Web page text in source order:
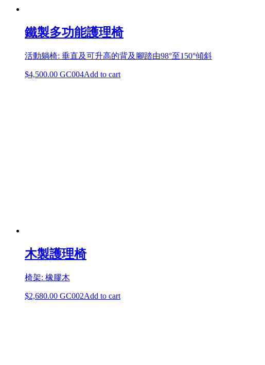
鐵製多功能護理椅
活動躺椅: 垂直及可升高的背及腳踏由98°至150°傾斜
$4,500.00 GC004Add to cart
木製護理椅
椅架: 橡膠木
$2,680.00 GC002Add to cart